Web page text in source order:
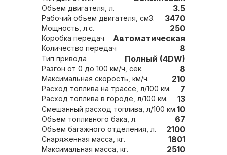
Объем двигателя, л. 3.5
Рабочий объем двигателя, см3. 3470
Мощность, л.с. 250
Коробка передач Автоматическая
Количество передач 8
Тип привода Полный (4DW)
Разгон от 0 до 100 км/ч, сек. 8
Максимальная скорость, км/ч. 210
Расход топлива на трассе, л/100 км. 7
Расход топлива в городе, л/100 км. 13
Смешанный расход топлива, л/100 км.10
Объем топливного бака, л. 67
Объем багажного отделения, л. 2100
Снаряженная масса, кг. 1801
Максимальная масса, кг. 2510